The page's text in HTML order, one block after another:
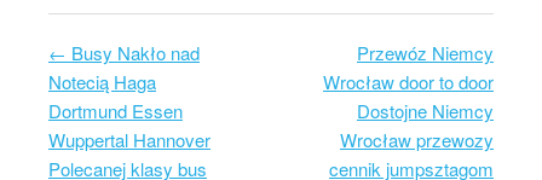
Post navigation
← Busy Nakło nad
Notecią Haga
Dortmund Essen
Wuppertal Hannover
Polecanej klasy bus
Przewóz Niemcy
Wrocław door to door
Dostojne Niemcy
Wrocław przewozy
cennik jumpsztagom